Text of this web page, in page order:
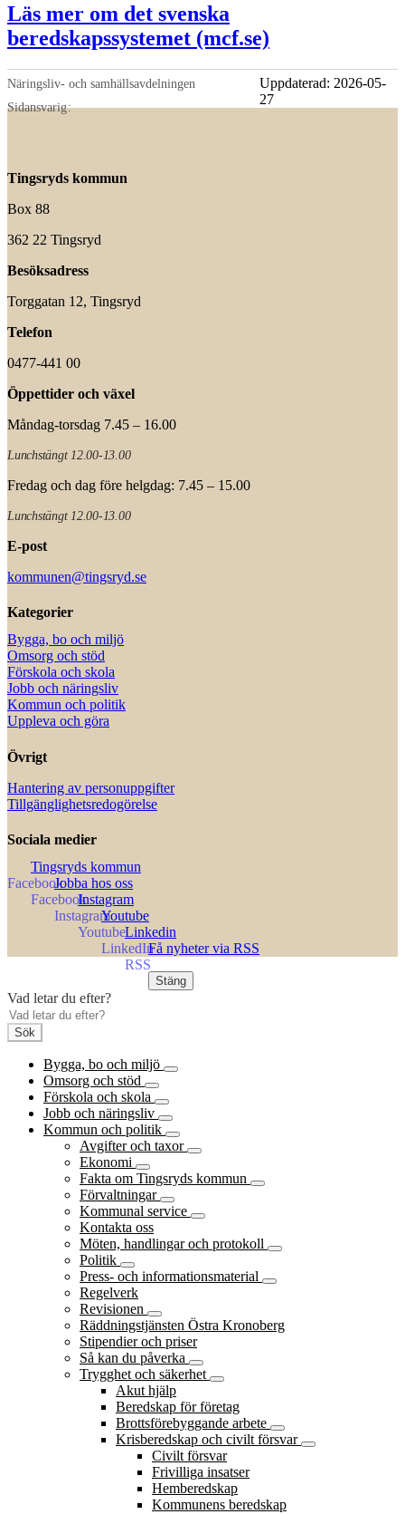
Läs mer om det svenska
beredskapssystemet (mcf.se)
Näringsliv- och samhällsavdelningen
Sidansvarig
Uppdaterad: 2026-05-
27
Tingsryds kommun
Box 88
362 22 Tingsryd
Besöksadress
Torggatan 12, Tingsryd
Telefon
0477-441 00
Öppettider och växel
Måndag-torsdag 7.45 – 16.00
Lunchstängt 12.00-13.00
Fredag och dag före helgdag: 7.45 – 15.00
Lunchstängt 12.00-13.00
E-post
kommunen@tingsryd.se
Kategorier
Bygga, bo och miljö
Omsorg och stöd
Förskola och skola
Jobb och näringsliv
Kommun och politik
Uppleva och göra
Övrigt
Hantering av personuppgifter
Tillgänglighetsredogörelse
Sociala medier
Tingsryds kommun
Jobba hos oss
Instagram
Youtube
Linkedin
Få nyheter via RSS
Stäng
Vad letar du efter?
Sök
Bygga, bo och miljö
Omsorg och stöd
Förskola och skola
Jobb och näringsliv
Kommun och politik
Avgifter och taxor
Ekonomi
Fakta om Tingsryds kommun
Förvaltningar
Kommunal service
Kontakta oss
Möten, handlingar och protokoll
Politik
Press- och informationsmaterial
Regelverk
Revisionen
Räddningstjänsten Östra Kronoberg
Stipendier och priser
Så kan du påverka
Trygghet och säkerhet
Akut hjälp
Beredskap för företag
Brottsförebyggande arbete
Krisberedskap och civilt försvar
Civilt försvar
Frivilliga insatser
Hemberedskap
Kommunens beredskap